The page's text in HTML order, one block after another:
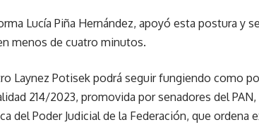
Lucía Piña Hernández, apoyó esta postura y
menos de cuatro minutos.
Laynez Potisek podrá seguir fungiendo como
214/2023, promovida por senadores del PAN,
del Poder Judicial de la Federación, que ordena